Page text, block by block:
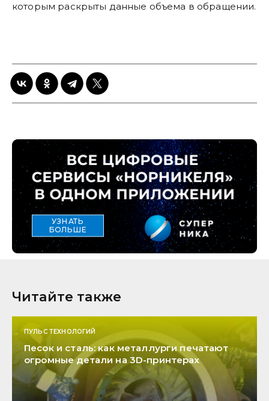
которым раскрыты данные объема в обращении.
УЗНАТЬ
БОЛЬШЕ
Читайте также
ПУЛЬС ТЕХНОЛОГИЙ
Песок и сталь: как металлурги печатают
огромные детали на 3D-принтерах